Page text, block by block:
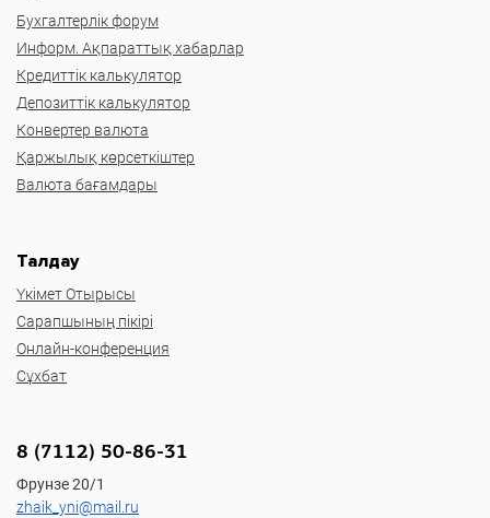
Бухгалтерлік форум
Информ. Ақпараттық хабарлар
Кредиттік калькулятор
Депозиттік калькулятор
Конвертер валюта
Қаржылық көрсеткіштер
Валюта бағамдары
Талдау
Үкімет Отырысы
Сарапшының пікірі
Онлайн-конференция
Сұхбат
8 (7112) 50-86-31
Фрунзе 20/1
zhaik_yni@mail.ru